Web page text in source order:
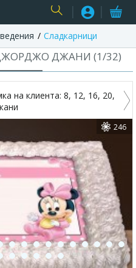
USER
Сладкарници
ДЖАНИ (1/32)
на клиента: 8, 12, 16, 20,
246